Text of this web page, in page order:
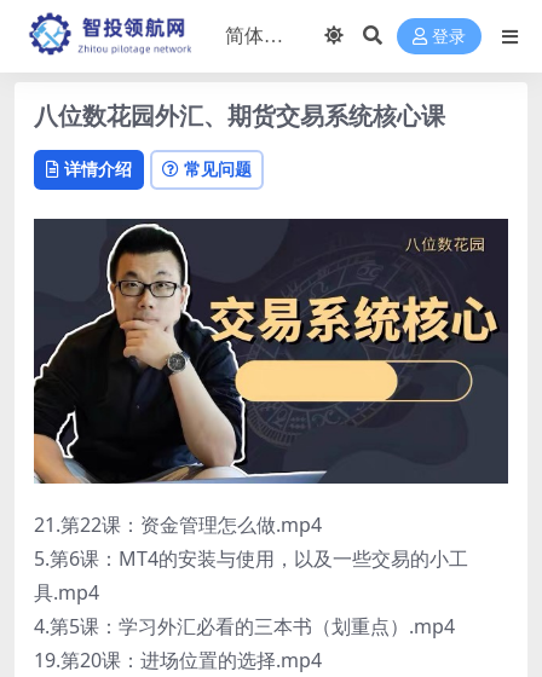
登录
八位数花园外汇、期货交易系统核心课
详情介绍 常见问题
21.第22课：资金管理怎么做.mp4
5.第6课：MT4的安装与使用，以及一些交易的小工
具.mp4
4.第5课：学习外汇必看的三本书（划重点）.mp4
19.第20课：进场位置的选择.mp4